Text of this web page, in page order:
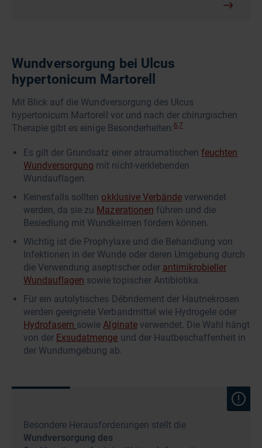
Wundversorgung bei Ulcus
hypertonicum Martorell
Mit Blick auf die Wundversorgung des Ulcus
hypertonicum Martorell vor und nach der chirurgischen
Therapie gibt es einige Besonderheiten:6,7
Es gilt der Grundsatz einer atraumatischenfeuchten
Wundversorgung mit nicht-verklebenden
Wundauflagen.
Keinesfalls sollten okklusive Verbändeverwendet
werden, da sie zu Mazerationen führen und die
Besiedlung mit Wundkeimen fördern können.
Wichtig ist die Prophylaxe und die Behandlung von
Infektionen in der Wunde oder deren Umgebung durch
die Verwendung aseptischer oder antimikrobieller
Wundauflagen sowie topischer Antibiotika.
Für ein autolytisches Débridement der Hautnekrosen
werden geeignete Verbandmittel wie Hydrogele oder
Hydrofasern sowie Alginateverwendet. Die Wahl hängt
von der Exsudatmenge und der Hautbeschaffenheit in
der Wundumgebung ab.
Besondere Herausforderungen stellt die
Wundversorgung des